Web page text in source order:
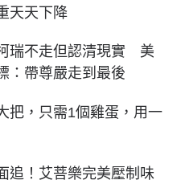
天天下降
瑞不走但認清現實 美
：帶尊嚴走到最後
把，只需1個雞蛋，用一
追！艾菩樂完美壓制味